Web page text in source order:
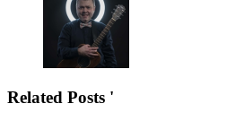
Related Posts '